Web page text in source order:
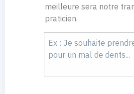
meilleure sera notre
praticien.